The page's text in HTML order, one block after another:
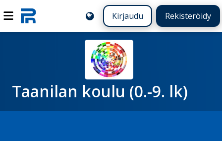
Kirjaudu Rekisteröidy
Taanilan koulu (0.-9. lk)